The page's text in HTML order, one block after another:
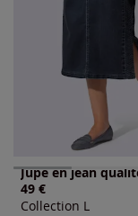
49 €
Collection L